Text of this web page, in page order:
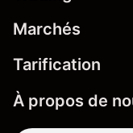
Marchés
Tarification
À propos de